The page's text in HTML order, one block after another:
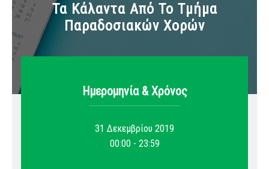
Τα Κάλαντα Από Το Τμήμα
Παραδοσιακών Χορών
Ημερομηνία & Xρόνος
31 Δεκεμβρίου 2019
00:00 - 23:59